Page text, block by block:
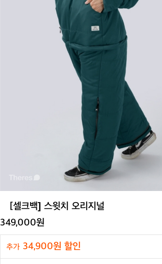
[셀크백] 스윗치 오리지널
349,000원
추가 34,900원 할인